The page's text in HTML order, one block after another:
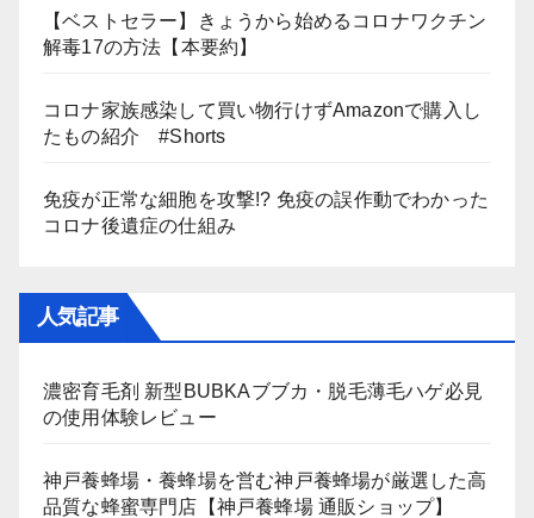
【ベストセラー】きょうから始めるコロナワクチン
解毒17の方法【本要約】
コロナ家族感染して買い物行けずAmazonで購入し
たもの紹介 #Shorts
免疫が正常な細胞を攻撃!? 免疫の誤作動でわかった
コロナ後遺症の仕組み
人気記事
濃密育毛剤 新型BUBKAブブカ・脱毛薄毛ハゲ必見
の使用体験レビュー
神戸養蜂場・養蜂場を営む神戸養蜂場が厳選した高
品質な蜂蜜専門店【神戸養蜂場 通販ショップ】